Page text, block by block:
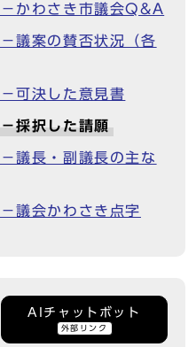
かわさき市議会Q&A
議案の賛否状況（各
可決した意見書
採択した請願
議長・副議長の主な
議会かわさき点字
AIチャットボット
外部リンク